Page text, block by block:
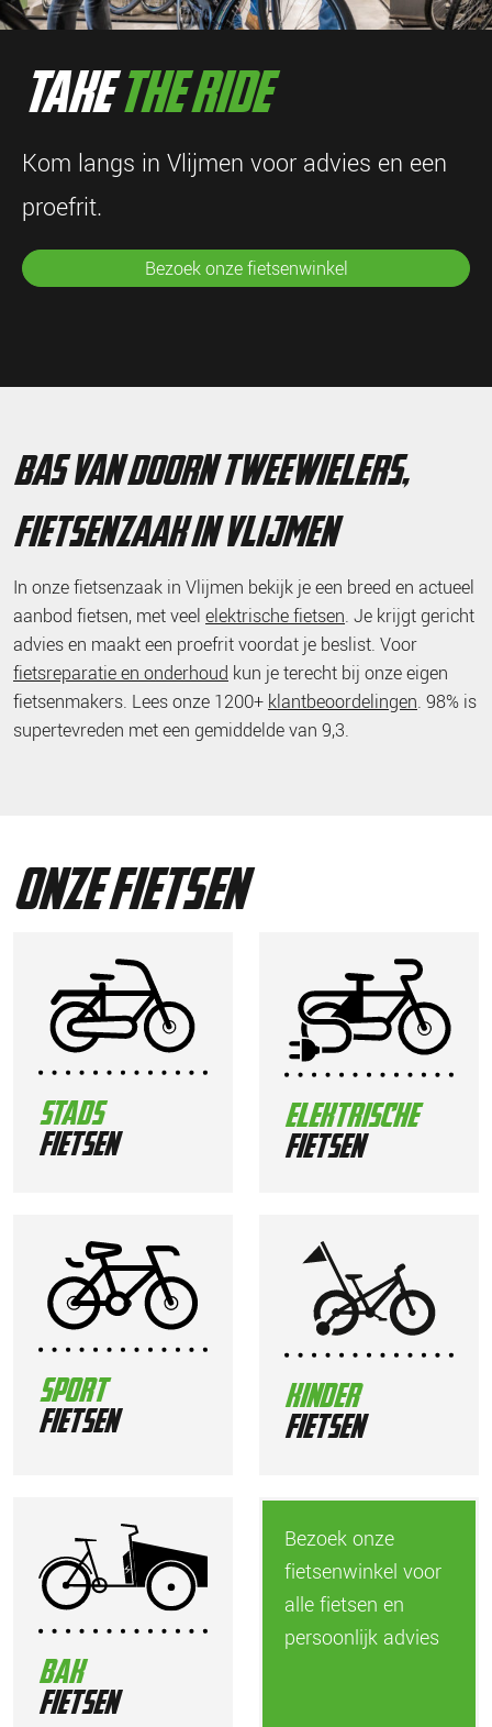
takethe ride
Kom langs in Vlijmen voor advies en een
proefrit.
Bezoek onze fietsenwinkel
bas van doorn tweewielers,
fietsenzaak in vlijmen
In onze fietsenzaak in Vlijmen bekijk je een breed en actueel
aanbod fietsen, met veel elektrische fietsen. Je krijgt gericht
advies en maakt een proefrit voordat je beslist. Voor
fietsreparatie en onderhoud kun je terecht bij onze eigen
fietsenmakers. Lees onze 1200+ klantbeoordelingen. 98% is
supertevreden met een gemiddelde van 9,3.
onze fietsen
stads
fietsen
elektrische
fietsen
sport
fietsen
kinder
fietsen
bak
fietsen
Bezoek onze
fietsenwinkel voor
alle fietsen en
persoonlijk advies